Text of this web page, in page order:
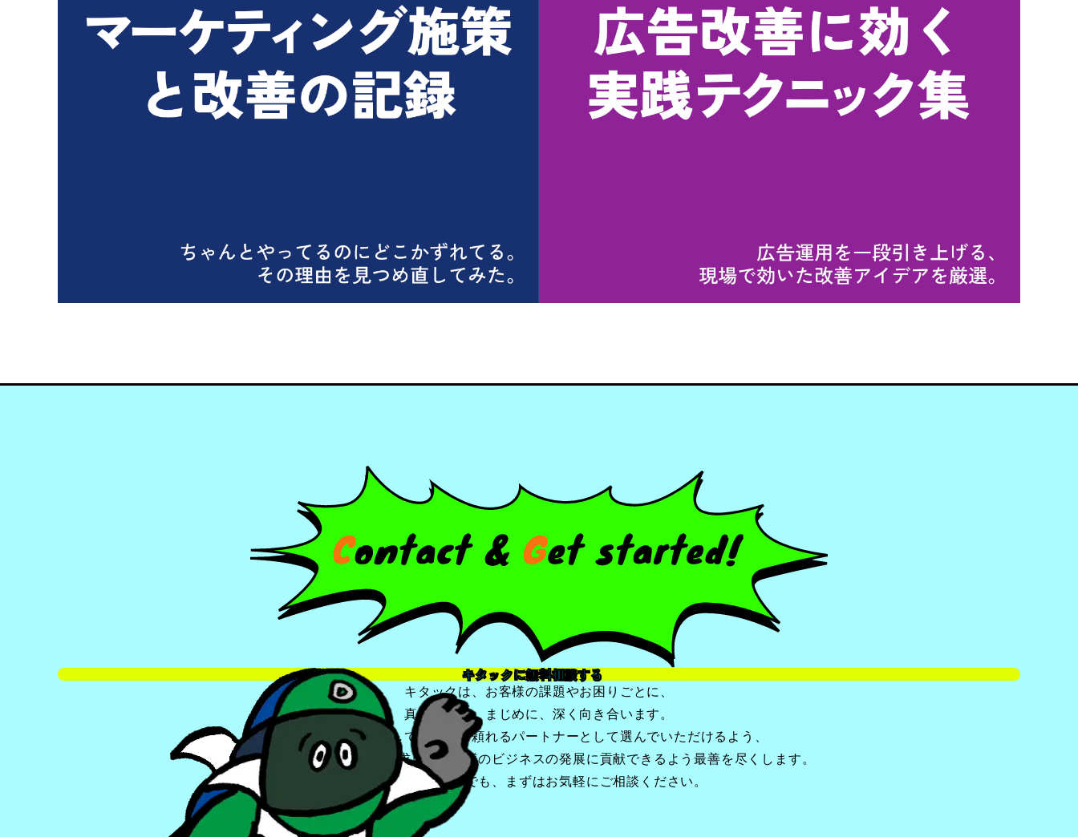
キタックに無料相談する
キタックは、お客様の課題やお困りごとに、
真正面から、まじめに、深く向き合います。
お客様が安心して話せる・頼れるパートナーとして選んでいただけるよう、
何よりも「品質」を追求し、お客様のビジネスの発展に貢献できるよう最善を尽くします。
どのようなことでも、まずはお気軽にご相談ください。